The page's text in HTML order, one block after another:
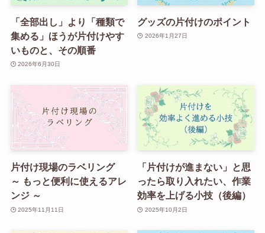
「全部出し」より「種類で
集める」ほうが片付けやす
いものと、その順番
2026年6月30日
グッズの片付けのポイント
2026年1月27日
片付け現場のラベリング
～ もっと便利に使えるアレ
ンジ ～
2025年11月11日
「片付けが進まない」と思
ったら取り入れたい、作業
効率を上げる小技（後編）
2025年10月2日